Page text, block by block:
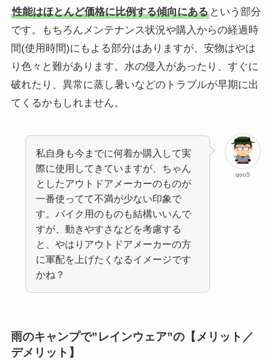
性能はほとんど価格に比例する傾向にあるという部分
です。もちろんメンテナンス状況や購入からの経過時
間(使用時間)にもよる部分はありますが、安物はやは
り色々と難があります。水の侵入があったり、すぐに
破れたり、異常に蒸し暑いなどのトラブルが早期に出
てくるかもしれません。
qoo5
私自身も今までに何着か購入して実
際に使用してきていますが、ちゃん
としたアウトドアメーカーのものが
一番使ってて不満が少ない印象で
す。バイク用のものも結構いいんで
すが、動きやすさなどを考慮する
と、やはりアウトドアメーカーの方
に軍配を上げたくなるイメージです
かね？
雨のキャンプで”レインウェア”の【メリット／
デメリット】